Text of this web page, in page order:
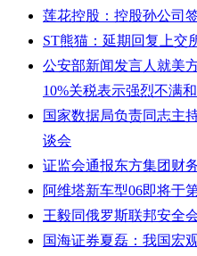
莲花控股：控股孙公司
ST熊猫：延期回复上交
公安部新闻发言人就美
10%关税表示强烈不满
国家数据局负责同志主
谈会
证监会通报东方集团财
阿维塔新车型06即将于
王毅同俄罗斯联邦安全
国海证券夏磊：我国宏